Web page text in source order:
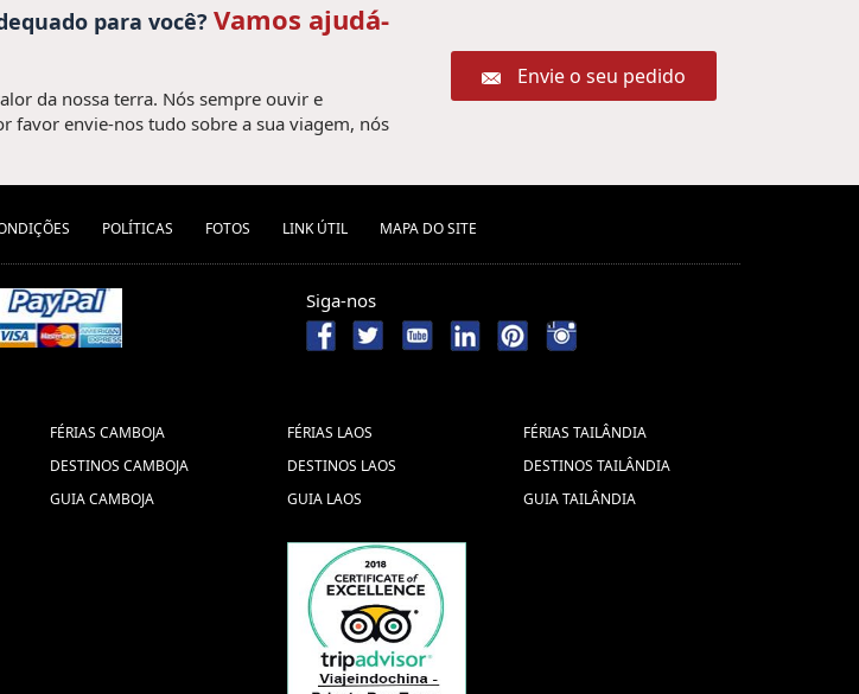
para você?Vamos ajudá-
da nossa terra. Nós sempre ouvir e
favor envie-nos tudo sobre a sua viagem, nós
Envie o seu pedido
POLÍTICAS FOTOS LINK ÚTIL MAPA DO SITE
Siga-nos
FÉRIAS CAMBOJA
DESTINOS CAMBOJA
GUIA CAMBOJA
FÉRIAS LAOS
DESTINOS LAOS
GUIA LAOS
FÉRIAS TAILÂNDIA
DESTINOS TAILÂNDIA
GUIA TAILÂNDIA